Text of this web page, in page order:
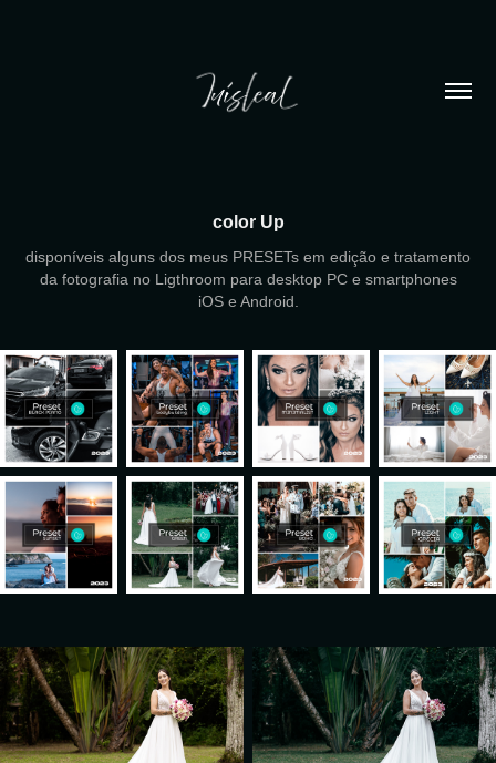
color Up
disponíveis alguns dos meus PRESETs em edição e tratamento
da fotografia no Ligthroom para desktop PC e smartphones
iOS e Android.